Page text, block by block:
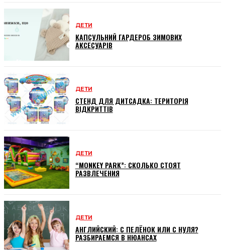
ДЕТИ
КАПСУЛЬНИЙ ГАРДЕРОБ ЗИМОВИХ
АКСЕСУАРІВ
ДЕТИ
СТЕНД ДЛЯ ДИТСАДКА: ТЕРИТОРІЯ
ВІДКРИТТІВ
ДЕТИ
“MONKEY PARK”: СКОЛЬКО СТОЯТ
РАЗВЛЕЧЕНИЯ
ДЕТИ
АНГЛИЙСКИЙ: С ПЕЛЁНОК ИЛИ С НУЛЯ?
РАЗБИРАЕМСЯ В НЮАНСАХ